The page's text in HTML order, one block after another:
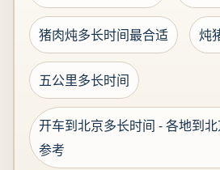
猪肉炖多长时间最合适 炖
五公里多长时间
开车到北京多长时间 - 各地到
参考